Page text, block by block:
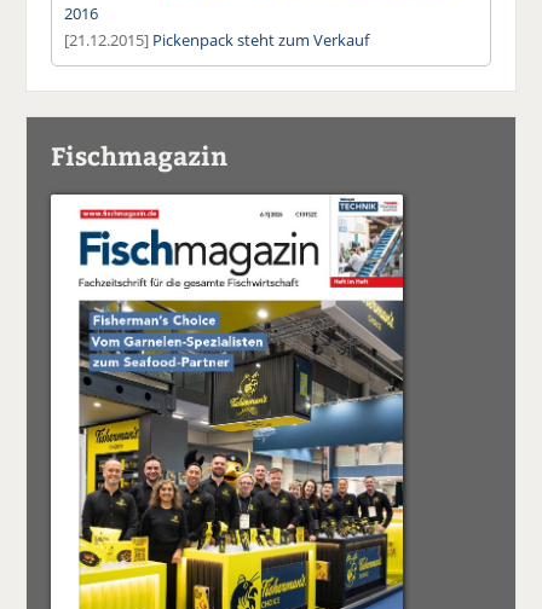
2016
[21.12.2015] Pickenpack steht zum Verkauf
Fischmagazin